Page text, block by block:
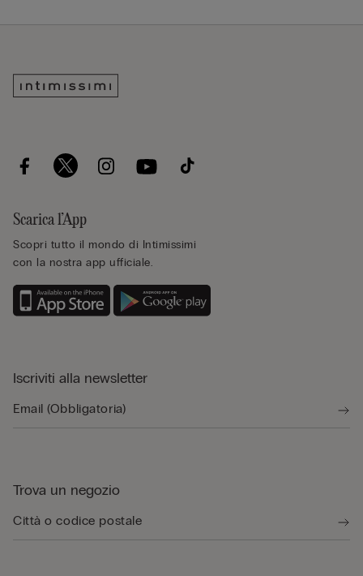
Scarica l’App
Scopri tutto il mondo di Intimissimi
con la nostra app ufficiale.
Iscriviti alla newsletter
Trova un negozio